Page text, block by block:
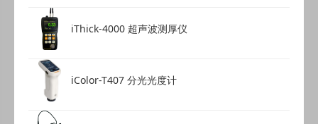
仪器箱
1
iThick-4000 超声波测厚仪
iColor-T407 分光光度计